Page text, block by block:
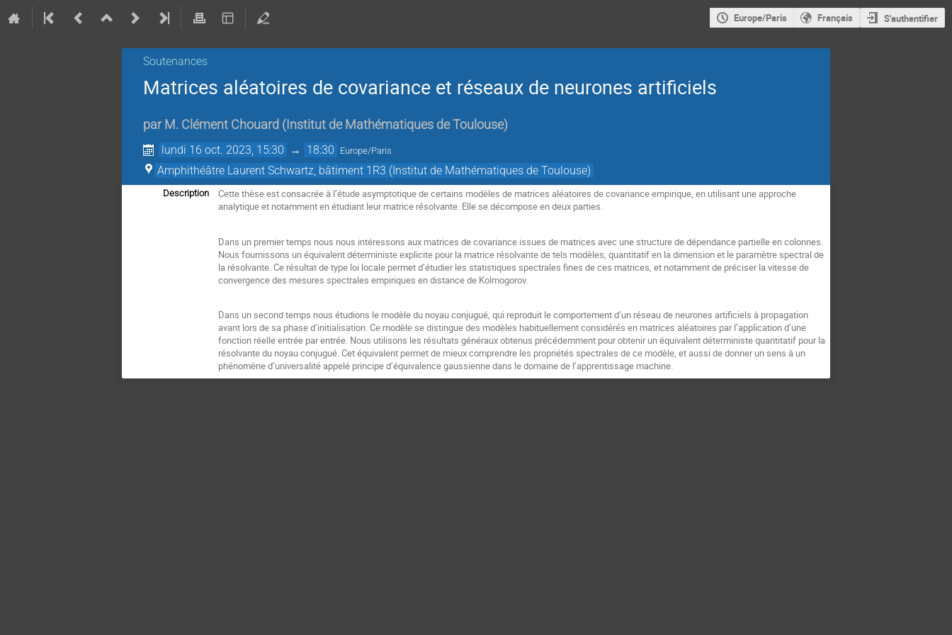
Europe/Paris Français S'authentifier
Soutenances
Matrices aléatoires de covariance et réseaux de neurones artificiels
par M. Clément Chouard ( Institut de Mathématiques de Toulouse)
lundi 16 oct. 2023, 15:30 → 18:30 Europe/Paris
Amphithéâtre Laurent Schwartz, bâtiment 1R3 (Institut de Mathématiques de Toulouse)
Description
Cette thèse est consacrée à l’étude asymptotique de certains modèles de matrices aléatoires de covariance empirique, en utilisant une approche
analytique et notamment en étudiant leur matrice résolvante. Elle se décompose en deux parties.
Dans un premier temps nous nous intéressons aux matrices de covariance issues de matrices avec une structure de dépendance partielle en colonnes.
Nous fournissons un équivalent déterministe explicite pour la matrice résolvante de tels modèles, quantitatif en la dimension et le paramètre spectral de
la résolvante. Ce résultat de type loi locale permet d’étudier les statistiques spectrales fines de ces matrices, et notamment de préciser la vitesse de
convergence des mesures spectrales empiriques en distance de Kolmogorov.
Dans un second temps nous étudions le modèle du noyau conjugué, qui reproduit le comportement d’un réseau de neurones artificiels à propagation
avant lors de sa phase d’initialisation. Ce modèle se distingue des modèles habituellement considérés en matrices aléatoires par l’application d’une
fonction réelle entrée par entrée. Nous utilisons les résultats généraux obtenus précédemment pour obtenir un équivalent déterministe quantitatif pour la
résolvante du noyau conjugué. Cet équivalent permet de mieux comprendre les propriétés spectrales de ce modèle, et aussi de donner un sens à un
phénomène d’universalité appelé principe d’équivalence gaussienne dans le domaine de l’apprentissage machine.